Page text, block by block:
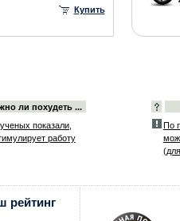
Купить
ли похудеть ...
показали,
работу
По
рейтинг